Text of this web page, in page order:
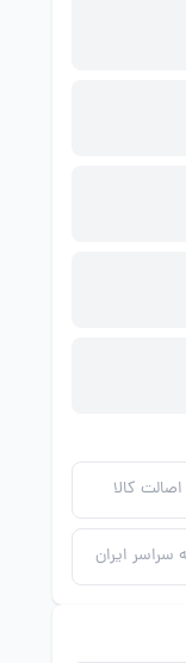
کالا
سراسر ایران